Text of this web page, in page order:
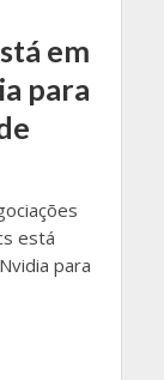
em
para
está
para